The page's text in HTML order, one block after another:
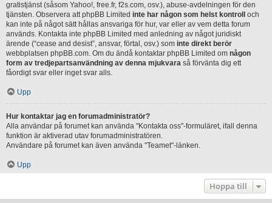
gratistjänst (såsom Yahoo!, free.fr, f2s.com, osv.), abuse-avdelningen för den
tjänsten. Observera att phpBB Limited inte har någon som helst kontroll
och
kan inte på något sätt hållas ansvariga för hur, var eller av vem detta forum
används. Kontakta inte phpBB Limited med anledning av något juridiskt
ärende (“cease and desist”, ansvar, förtal, osv.) som inte direkt berör
webbplatsen phpBB.com. Om du ändå kontaktar phpBB Limited om någon
form av tredjepartsanvändning av denna mjukvara så förvänta dig ett
fåordigt svar eller inget svar alls.
Upp
Hur kontaktar jag en forumadministratör?
Alla användar på forumet kan använda "Kontakta oss"-formuläret, ifall denna
funktion är aktiverad utav forumadministratören.
Användare på forumet kan även använda "Teamet"-länken.
Upp
Hoppa till